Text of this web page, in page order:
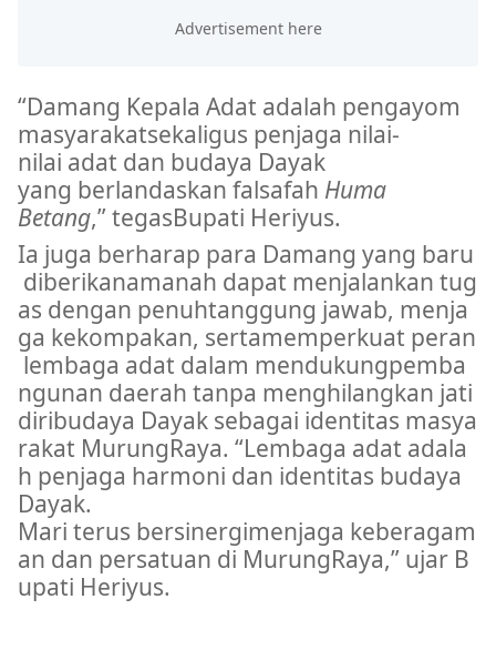
“Damang Kepala Adat adalah pengayom
masyarakatsekaligus penjaga nilai-
nilai adat dan budaya Dayak
yang berlandaskan falsafah Huma
Betang,”tegasBupati Heriyus.
Ia juga berharap para Damang yang baru
diberikanamanah dapat menjalankan tug
as dengan penuhtanggung jawab, menja
ga kekompakan, sertamemperkuat peran
lembaga adat dalam mendukungpemba
ngunan daerah tanpa menghilangkan jati
diribudaya Dayak sebagai identitas masya
rakat MurungRaya. “Lembaga adat adala
h penjaga harmoni dan identitas budaya
Dayak.
Mari terus bersinergimenjaga keberagam
an dan persatuan di MurungRaya,” ujar B
upati Heriyus.